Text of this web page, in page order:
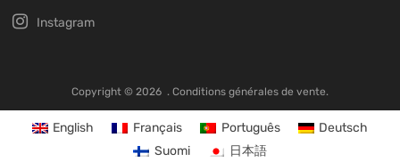
Instagram
Copyright © 2026 . Conditions générales de vente.
English Français Português
Deutsch
Suomi
日本語